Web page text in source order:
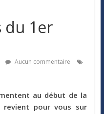
du 1er
Aucun commentaire
au début de la
revient pour vous sur